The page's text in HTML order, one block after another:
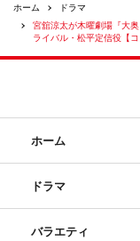
ホーム
ドラマ
宮舘涼太が木曜劇場『大
ライバル・松平定信役【コ
ホーム
ドラマ
バラエティ